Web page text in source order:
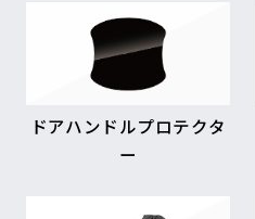
ドアハンドルプロテクタ
ー